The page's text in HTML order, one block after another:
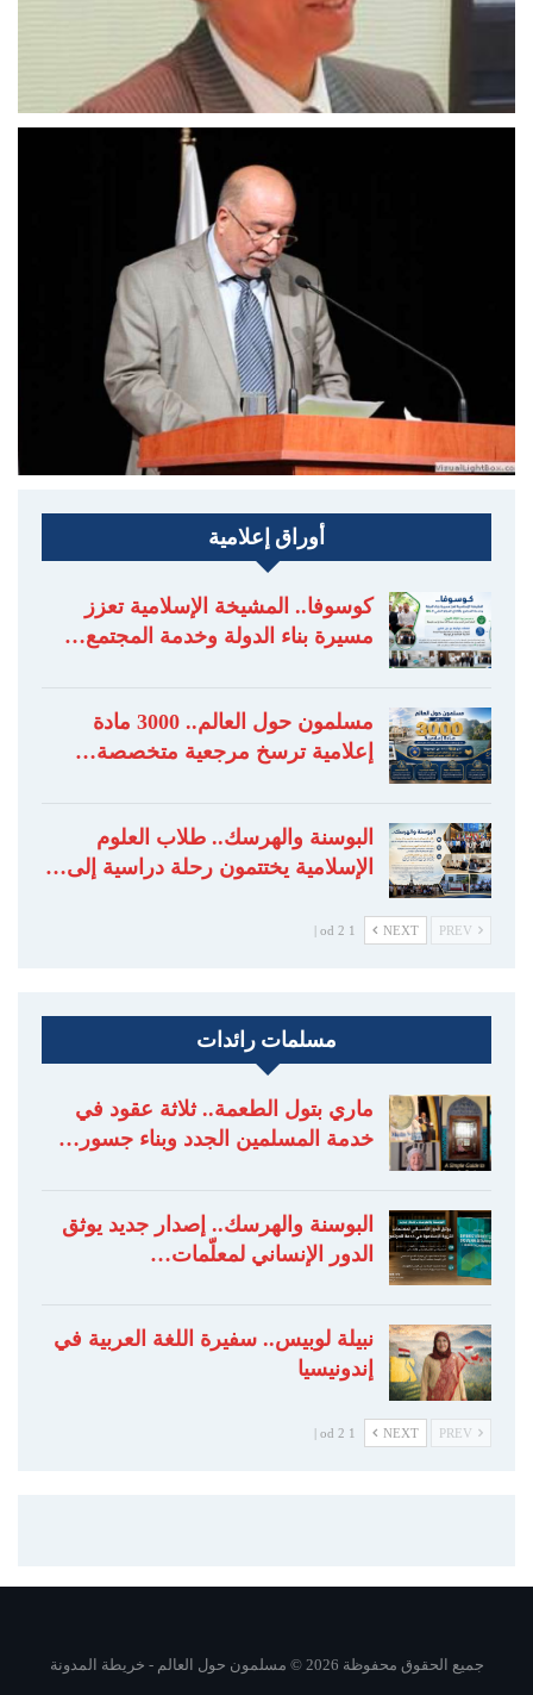
أوراق إعلامية
كوسوفا.. المشيخة الإسلامية تعزز
مسيرة بناء الدولة وخدمة المجتمع…
مسلمون حول العالم.. 3000 مادة
إعلامية ترسخ مرجعية متخصصة…
البوسنة والهرسك.. طلاب العلوم
الإسلامية يختتمون رحلة دراسية إلى…
NEXT
1 od 2 |
مسلمات رائدات
ماري بتول الطعمة.. ثلاثة عقود في
خدمة المسلمين الجدد وبناء جسور…
البوسنة والهرسك.. إصدار جديد يوثق
الدور الإنساني لمعلّمات…
نبيلة لوبيس.. سفيرة اللغة العربية في
إندونيسيا
NEXT
1 od 2 |
جميع الحقوق محفوظة 2026 © مسلمون حول العالم - خريطة المدونة